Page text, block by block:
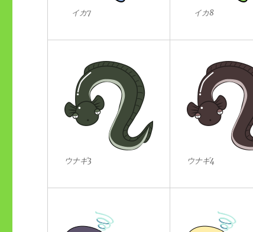
イカ7 イカ8
ウナギ3 ウナギ4